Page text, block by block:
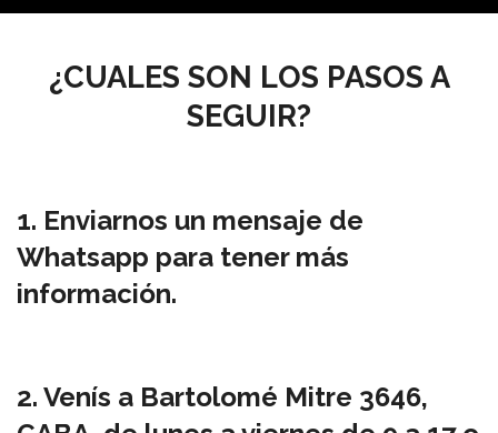
¿CUALES SON LOS PASOS A
SEGUIR?
1. Enviarnos un mensaje de
Whatsapp para tener más
información.
2. Venís a Bartolomé Mitre 3646,